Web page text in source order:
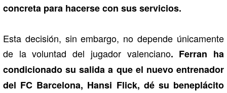
concreta para hacerse con sus servicios.
Esta decisión, sin embargo, no depende únicamente
de la voluntad del jugador valenciano. Ferran ha
condicionado su salida a que el nuevo entrenador
del FC Barcelona, Hansi Flick, dé su beneplácito